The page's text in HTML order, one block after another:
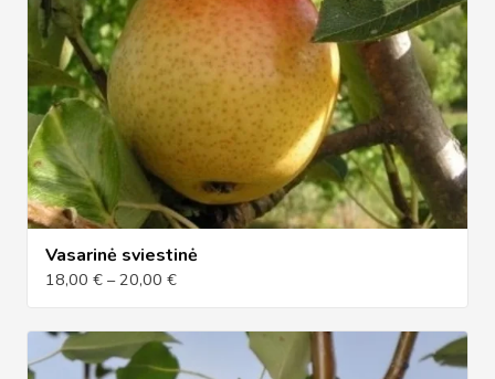
Vasarinė sviestinė
18,00 € – 20,00 €